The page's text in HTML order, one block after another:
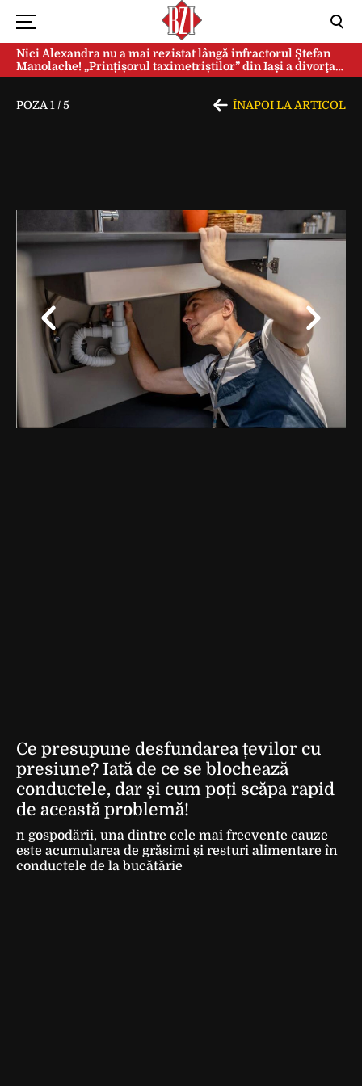
Nici Alexandra nu a mai rezistat lângă infractorul Ștefan
Manolache! „Prințișorul taximetriștilor” din Iași a divorţat
după doi ani de căsnicie
POZA 1 /5 ÎNAPOI LA ARTICOL
Ce presupune desfundarea țevilor cu
presiune? Iată de ce se blochează
conductele, dar și cum poți scăpa rapid
de această problemă!
n gospodării, una dintre cele mai frecvente cauze
este acumularea de grăsimi și resturi alimentare în
conductele de la bucătărie